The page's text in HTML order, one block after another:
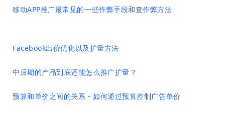
移动APP推广最常见的一些作弊手段和查作弊方法
Facebook出价优化以及扩量方法
中后期的产品到底还能怎么推广扩量？
预算和单价之间的关系 - 如何通过预算控制广告单价